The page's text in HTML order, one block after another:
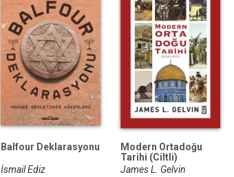
Balfour Deklarasyonu
İsmail Ediz
Modern Ortadoğu
Tarihi (Ciltli)
James L. Gelvin